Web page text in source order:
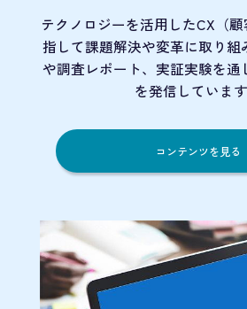
テクノロジーを活用したCX（
指して課題解決や変革に取り組
や調査レポート、実証実験を通
を発信しています
コンテンツを見る